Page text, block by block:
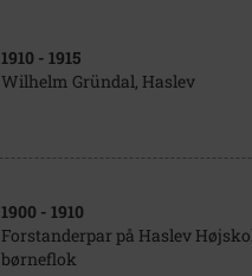
1910 - 1915
Wilhelm Gründal, Haslev
1900 - 1910
Forstanderpar på Haslev
børneflok